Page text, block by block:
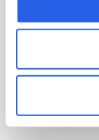
Lämna ditt
Om företaget